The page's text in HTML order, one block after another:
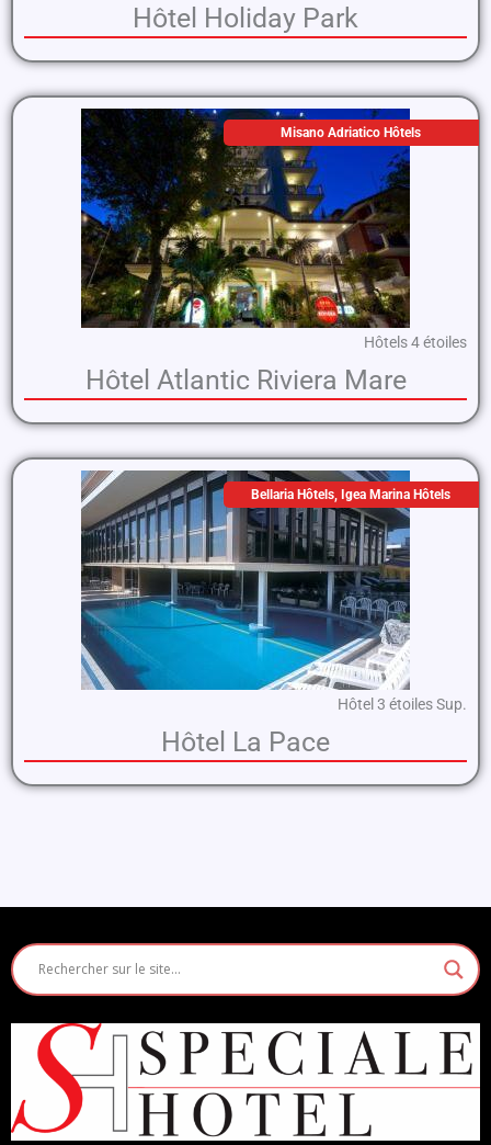
Hôtel Holiday Park
Misano Adriatico Hôtels
Hôtels 4 étoiles
Hôtel Atlantic Riviera Mare
Bellaria Hôtels ,Igea Marina Hôtels
Hôtel 3 étoiles Sup.
Hôtel La Pace